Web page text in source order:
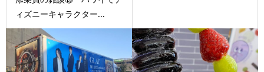
ィズニーキャラクター...